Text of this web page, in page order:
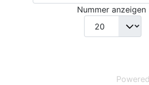
Nummer anzeigen